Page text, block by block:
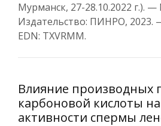
Мурманск, 27-28.10.2022 г.).
Издательство: ПИНРО, 2023.
EDN: TXVRMM.
Влияние производных
карбоновой кислоты
активности спермы